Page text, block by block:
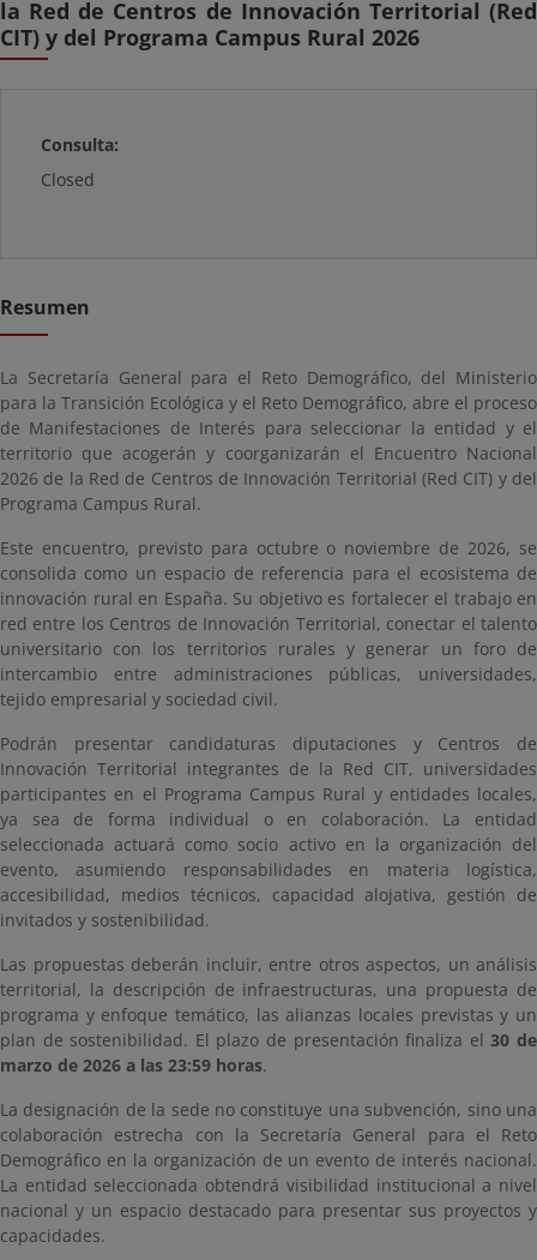
la Red de Centros de Innovación Territorial (Red
CIT) y del Programa Campus Rural 2026
Consulta:
Closed
Resumen
La Secretaría General para el Reto Demográfico, del Ministerio
para la Transición Ecológica y el Reto Demográfico, abre el proceso
de Manifestaciones de Interés para seleccionar la entidad y el
territorio que acogerán y coorganizarán el Encuentro Nacional
2026 de la Red de Centros de Innovación Territorial (Red CIT) y del
Programa Campus Rural.
Este encuentro, previsto para octubre o noviembre de 2026, se
consolida como un espacio de referencia para el ecosistema de
innovación rural en España. Su objetivo es fortalecer el trabajo en
red entre los Centros de Innovación Territorial, conectar el talento
universitario con los territorios rurales y generar un foro de
intercambio entre administraciones públicas, universidades,
tejido empresarial y sociedad civil.
Podrán presentar candidaturas diputaciones y Centros de
Innovación Territorial integrantes de la Red CIT, universidades
participantes en el Programa Campus Rural y entidades locales,
ya sea de forma individual o en colaboración. La entidad
seleccionada actuará como socio activo en la organización del
evento, asumiendo responsabilidades en materia logística,
accesibilidad, medios técnicos, capacidad alojativa, gestión de
invitados y sostenibilidad.
Las propuestas deberán incluir, entre otros aspectos, un análisis
territorial, la descripción de infraestructuras, una propuesta de
programa y enfoque temático, las alianzas locales previstas y un
plan de sostenibilidad. El plazo de presentación finaliza el30 de
marzo de 2026 a las 23:59 horas.
La designación de la sede no constituye una subvención, sino una
colaboración estrecha con la Secretaría General para el Reto
Demográfico en la organización de un evento de interés nacional.
La entidad seleccionada obtendrá visibilidad institucional a nivel
nacional y un espacio destacado para presentar sus proyectos y
capacidades.